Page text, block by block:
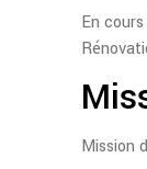
En
Mission